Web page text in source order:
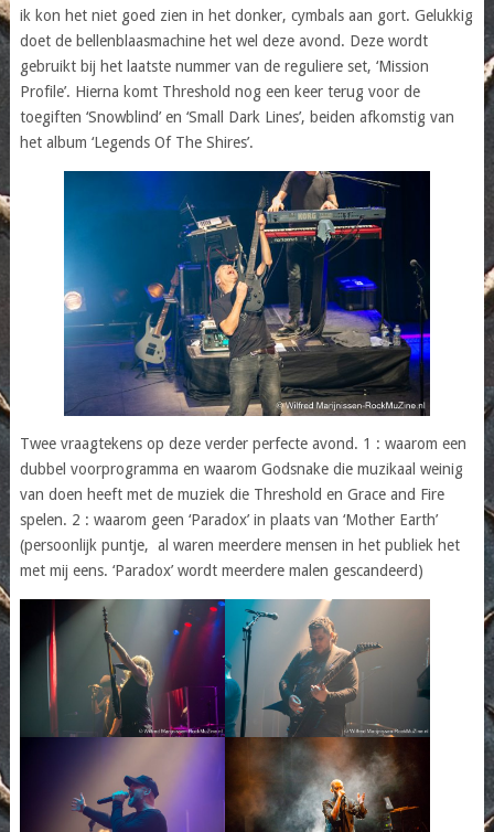
ik kon het niet goed zien in het donker, cymbals aan gort. Gelukkig
doet de bellenblaasmachine het wel deze avond. Deze wordt
gebruikt bij het laatste nummer van de reguliere set, ‘Mission
Profile’. Hierna komt Threshold nog een keer terug voor de
toegiften ‘Snowblind’ en ‘Small Dark Lines’, beiden afkomstig van
het album ‘Legends Of The Shires’.
Twee vraagtekens op deze verder perfecte avond. 1 : waarom een
dubbel voorprogramma en waarom Godsnake die muzikaal weinig
van doen heeft met de muziek die Threshold en Grace and Fire
spelen. 2 : waarom geen ‘Paradox’ in plaats van ‘Mother Earth’
(persoonlijk puntje, al waren meerdere mensen in het publiek het
met mij eens. ‘Paradox’ wordt meerdere malen gescandeerd)